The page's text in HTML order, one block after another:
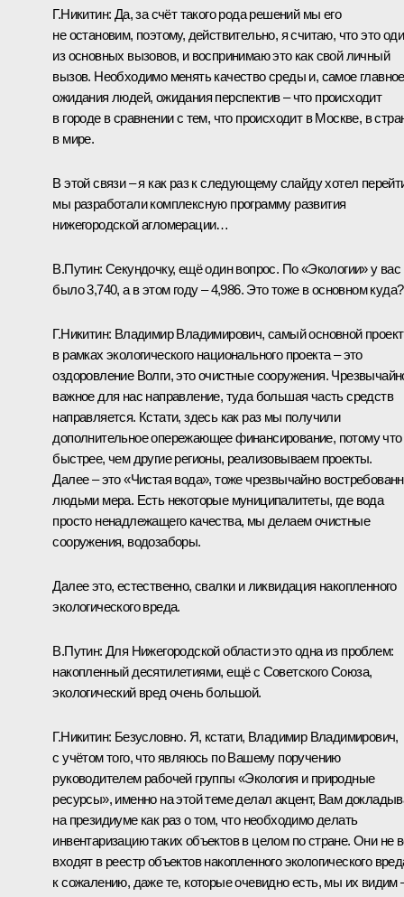
Г.Никитин: Да, за счёт такого рода решений мы его
не остановим, поэтому, действительно, я считаю, что это
из основных вызовов, и воспринимаю это как свой личный
вызов. Необходимо менять качество среды и, самое
ожидания людей, ожидания перспектив – что происходит
в городе в сравнении с тем, что происходит в Москве, в
в мире.
В этой связи – я как раз к следующему слайду хотел
мы разработали комплексную программу развития
нижегородской агломерации…
В.Путин: Секундочку, ещё один вопрос. По «Экологии» у вас
было 3,740, а в этом году – 4,986. Это тоже в основном куда?
Г.Никитин: Владимир Владимирович, самый основной проект
в рамках экологического национального проекта – это
оздоровление Волги, это очистные сооружения.
важное для нас направление, туда большая часть средств
направляется. Кстати, здесь как раз мы получили
дополнительное опережающее финансирование, потому что
быстрее, чем другие регионы, реализовываем проекты.
Далее – это «Чистая вода», тоже чрезвычайно
людьми мера. Есть некоторые муниципалитеты, где вода
просто ненадлежащего качества, мы делаем очистные
сооружения, водозаборы.
Далее это, естественно, свалки и ликвидация накопленного
экологического вреда.
В.Путин: Для Нижегородской области это одна из проблем:
накопленный десятилетиями, ещё с Советского Союза,
экологический вред очень большой.
Г.Никитин: Безусловно. Я, кстати, Владимир Владимирович,
с учётом того, что являюсь по Вашему поручению
руководителем рабочей группы «Экология и природные
ресурсы», именно на этой теме делал акцент, Вам
на президиуме как раз о том, что необходимо делать
инвентаризацию таких объектов в целом по стране. Они не
входят в реестр объектов накопленного экологического
к сожалению, даже те, которые очевидно есть, мы их видим